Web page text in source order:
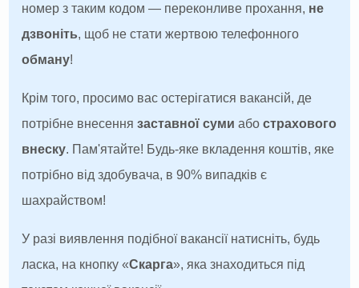
номер з таким кодом — переконливе прохання, не
дзвоніть, щоб не стати жертвою телефонного
обману!
Крім того, просимо вас остерігатися вакансій, де
потрібне внесеннязаставної суми абострахового
внеску. Пам'ятайте! Будь-яке вкладення коштів, яке
потрібно від здобувача, в 90% випадків є
шахрайством!
У разі виявлення подібної вакансії натисніть, будь
ласка, на кнопку «Скарга», яка знаходиться під